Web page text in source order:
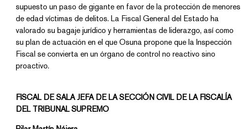
supuesto un paso de gigante en favor de la protección de menores
de edad víctimas de delitos. La Fiscal General del Estado ha
valorado su bagaje jurídico y herramientas de liderazgo, así como
su plan de actuación en el que Osuna propone que la Inspección
Fiscal se convierta en un órgano de control no reactivo sino
proactivo.
FISCAL DE SALA JEFA DE LA SECCIÓN CIVIL DE LA FISCALÍA
DEL TRIBUNAL SUPREMO